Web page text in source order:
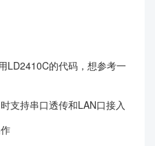
LD2410C的代码，想参考一
支持串口透传和LAN口接入